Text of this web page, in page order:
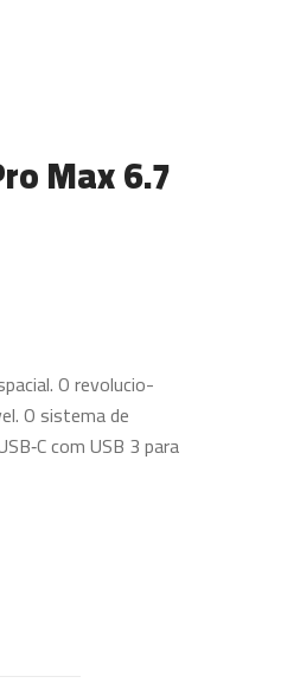
Max 6.7
O revolucio­
O sistema de
com USB 3 para